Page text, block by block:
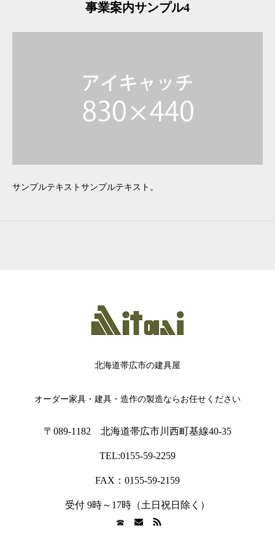
事業案内サンプル4
サンプルテキストサンプルテキスト。
北海道帯広市の建具屋
オーダー家具・建具・造作の製造ならお任せください
〒089-1182 北海道帯広市川西町基線40-35
TEL:0155-59-2259
FAX：0155-59-2159
受付 9時～17時（土日祝日除く）
☎︎